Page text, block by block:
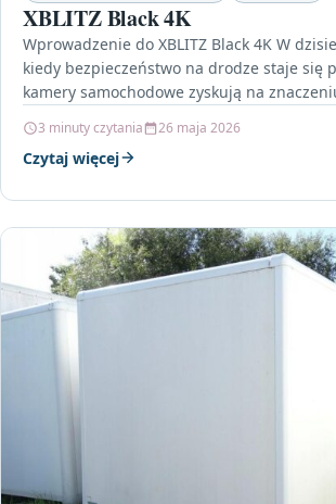
XBLITZ Black 4K
Wprowadzenie do XBLITZ Black 4K W
kiedy bezpieczeństwo na drodze staje się
kamery samochodowe zyskują na
3 minuty czytania 26 maja 2026
Czytaj więcej